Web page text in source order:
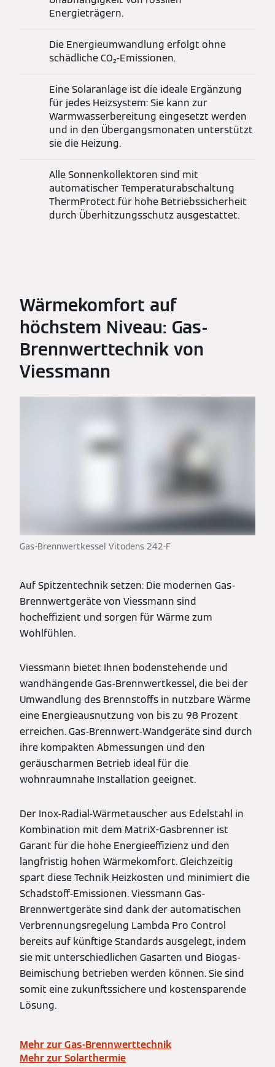
Energieträgern.
Die Energieumwandlung erfolgt ohne
schädliche CO₂-Emissionen.
Eine Solaranlage ist die ideale Ergänzung
für jedes Heizsystem: Sie kann zur
Warmwasserbereitung eingesetzt werden
und in den Übergangsmonaten unterstützt
sie die Heizung.
Alle Sonnenkollektoren sind mit
automatischer Temperaturabschaltung
ThermProtect für hohe Betriebssicherheit
durch Überhitzungsschutz ausgestattet.
Wärmekomfort auf
höchstem Niveau: Gas-
Brennwerttechnik von
Viessmann
Gas-Brennwertkessel Vitodens 242-F
Auf Spitzentechnik setzen: Die modernen Gas-
Brennwertgeräte von Viessmann sind
hocheffizient und sorgen für Wärme zum
Wohlfühlen.
Viessmann bietet Ihnen bodenstehende und
wandhängende Gas-Brennwertkessel, die bei der
Umwandlung des Brennstoffs in nutzbare Wärme
eine Energieausnutzung von bis zu 98 Prozent
erreichen. Gas-Brennwert-Wandgeräte sind durch
ihre kompakten Abmessungen und den
geräuscharmen Betrieb ideal für die
wohnraumnahe Installation geeignet.
Der Inox-Radial-Wärmetauscher aus Edelstahl in
Kombination mit dem MatriX-Gasbrenner ist
Garant für die hohe Energieeffizienz und den
langfristig hohen Wärmekomfort. Gleichzeitig
spart diese Technik Heizkosten und minimiert die
Schadstoff-Emissionen. Viessmann Gas-
Brennwertgeräte sind dank der automatischen
Verbrennungsregelung Lambda Pro Control
bereits auf künftige Standards ausgelegt, indem
sie mit unterschiedlichen Gasarten und Biogas-
Beimischung betrieben werden können. Sie sind
somit eine zukunftssichere und kostensparende
Lösung.
Mehr zur Gas-Brennwerttechnik
Mehr zur Solarthermie